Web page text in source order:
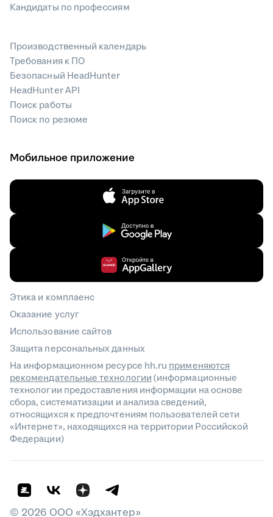
Кандидаты по профессиям
Производственный календарь
Требования к ПО
Безопасный HeadHunter
HeadHunter API
Поиск работы
Поиск по резюме
Мобильное приложение
Этика и комплаенс
Оказание услуг
Использование сайтов
Защита персональных данных
На информационном ресурсе hh.ru применяются
рекомендательные технологии(информационные
технологии предоставления информации на основе
сбора, систематизации и анализа сведений,
относящихся к предпочтениям пользователей сети
«Интернет», находящихся на территории Российской
Федерации)
© 2026 ООО «Хэдхантер»